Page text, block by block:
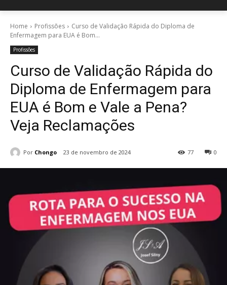
Home Profissões
Curso de Validação Rápida do Diploma de
Enfermagem para EUA é Bom...
Profissões
Curso de Validação Rápida do
Diploma de Enfermagem para
EUA é Bom e Vale a Pena?
Veja Reclamações
Por Chongo 23 de novembro de 2024 0
77